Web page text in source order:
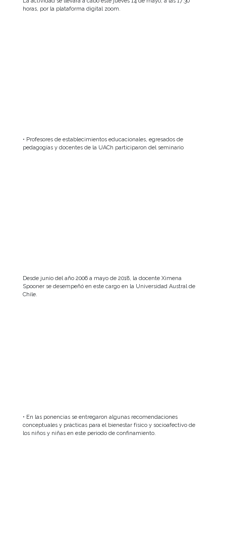
horas, por la plataforma digital zoom.
• Profesores de establecimientos educacionales, egresados de
pedagogías y docentes de la UACh participaron del seminario
Desde junio del año 2006 a mayo de 2018, la docente Ximena
Spooner se desempeñó en este cargo en la Universidad Austral de
Chile.
• En las ponencias se entregaron algunas recomendaciones
conceptuales y prácticas para el bienestar físico y socioafectivo de
los niños y niñas en este periodo de confinamiento.